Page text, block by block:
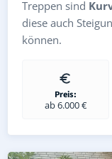
Treppen sind
diese auch
können.
Preis:
ab 6.000 €